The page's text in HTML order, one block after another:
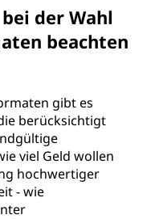
der Wahl
beachten
gibt es
berücksichtigt
viel Geld wollen
hochwertiger
- wie